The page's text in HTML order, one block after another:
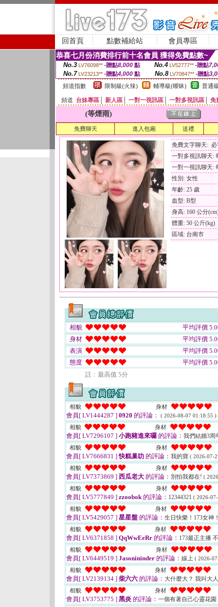
回首頁 點數補給站 會員專區
恭喜七月份消費排行前十名會員 獲得免費點數~
No.3 LV76098** -贈點8,000點 No.4 LV52777** -贈點
No.7 LV23213** -贈點4,000 點 No.8 LV70847** -贈點
頻道指數
限制級(火辣) 輔導級(曖昧) 普通
頻道 台妹專區 新人區 一對一視訊區 一對多視訊區 免
(等煙雨)
免費聊天 進入包廂 送禮
免費文字聊天:
一對多視訊聊天:
一對一視訊聊天:
性別: 女性
年齡: 25 歲
血型: B型
身高: 160 公分
體重: 50 公斤(kg)
區域: 台南市
相貌
平均評價
身材
平均評價
表演
平均評價
態度
平均評價
註﹕最高值 5分
相貌 身材
會員[ LV1444287 ] 0920 的評論： ( 2026-08-07 01:18:55 )
相貌 身材
會員[ LV7296107 ] 小跑豬進來囉 的評論： 我們結婚3周
相貌
身材
會員[ LV7666831 ]快糕巢叻 的評論： 我的寶 ( 2026-07-
相貌 身材
會員[ LV7373869 ] 西瓜老大 的評論： 別怕我都在! (
相貌 身材
會員[ LV5777849 ] zzoobok的評論： 12344321 ( 2026-
相貌 身材
會員[ LV5429057 ] 星星盤 的評論： 生日快樂！173女神
相貌
身材
會員[ LV6371858 ] QqWwEeRr 的評論： 173最正主播
相貌
身材
會員[ LV6449519 ] Jasonininder 的評論： 線上 ( 2026-
相貌 身材
會員[ LV2139134 ] 柴六六 的評論： 大什麼大？ 我叫大
相貌
身材
會員[ LV3753775 ] 黑炎 的評論： 一個有著自己心靈花